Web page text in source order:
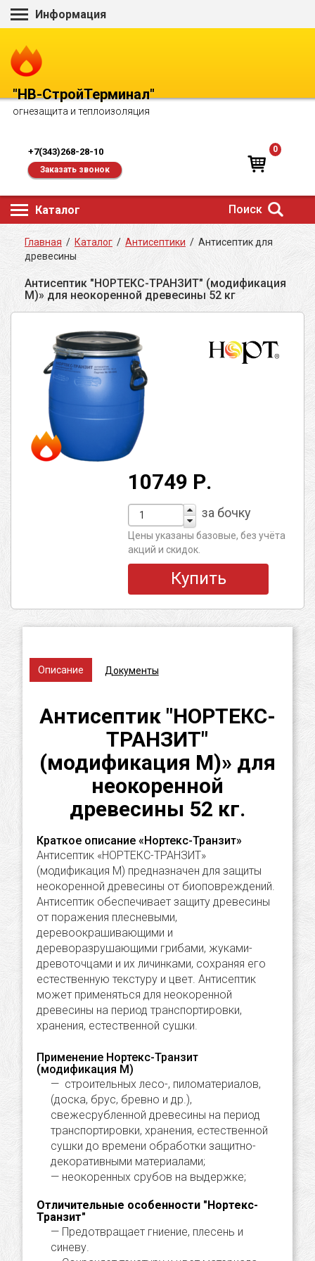
Информация
"НВ-СтройТерминал"
огнезащита и теплоизоляция
+7(343)268-28-10
Заказать звонок
0
Каталог Поиск
Главная / Каталог / Антисептики / Антисептик для
древесины
Антисептик "НОРТЕКС-ТРАНЗИТ" (модификация
М)» для неокоренной древесины 52 кг
10749 Р.
за бочку
Цены указаны базовые, без учёта
акций и скидок.
Купить
Описание Документы
Антисептик "НОРТЕКС-
ТРАНЗИТ"
(модификация М)» для
неокоренной
древесины 52 кг.
Краткое описание «Нортекс-Транзит»
Антисептик «НОРТЕКС-ТРАНЗИТ»
(модификация М) предназначен для защиты
неокоренной древесины от биоповреждений.
Антисептик обеспечивает защиту древесины
от поражения плесневыми,
деревоокрашивающими и
дереворазрушающими грибами, жуками-
древоточцами и их личинками, сохраняя его
естественную текстуру и цвет. Антисептик
может применяться для неокоренной
древесины на период транспортировки,
хранения, естественной сушки.
Применение Нортекс-Транзит
(модификация М)
строительных лесо-, пиломатериалов,
(доска, брус, бревно и др.),
свежесрубленной древесины на период
транспортировки, хранения, естественной
сушки до времени обработки защитно-
декоративными материалами;
неокоренных срубов на выдержке;
Отличительные особенности "Нортекс-
Транзит"
Предотвращает гниение, плесень и
синеву.